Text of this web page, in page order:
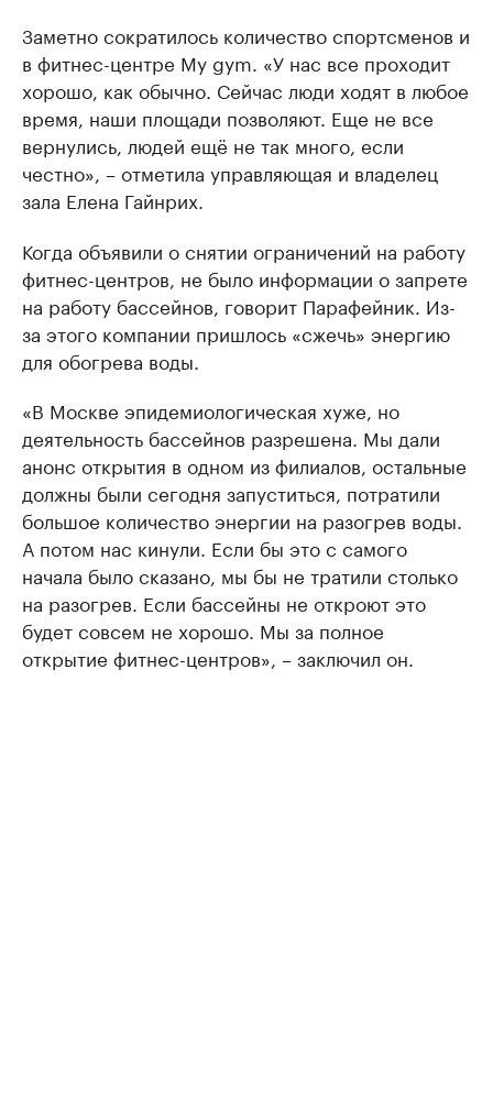
Заметно сократилось количество спортсменов и
в фитнес-центре My gym. «У нас все проходит
хорошо, как обычно. Сейчас люди ходят в любое
время, наши площади позволяют. Еще не все
вернулись, людей ещё не так много, если
честно», – отметила управляющая и владелец
зала Елена Гайнрих.
Когда объявили о снятии ограничений на работу
фитнес-центров, не было информации о запрете
на работу бассейнов, говорит Парафейник. Из-
за этого компании пришлось «сжечь» энергию
для обогрева воды.
«В Москве эпидемиологическая хуже, но
деятельность бассейнов разрешена. Мы дали
анонс открытия в одном из филиалов, остальные
должны были сегодня запуститься, потратили
большое количество энергии на разогрев воды.
А потом нас кинули. Если бы это с самого
начала было сказано, мы бы не тратили столько
на разогрев. Если бассейны не откроют это
будет совсем не хорошо. Мы за полное
открытие фитнес-центров», – заключил он.